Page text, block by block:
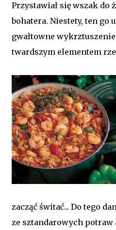
Przystawiał się wszak do
bohatera. Niestety, ten go
gwałtowne
twardszym elementem
zacząć świtać... Do tego
ze sztandarowych